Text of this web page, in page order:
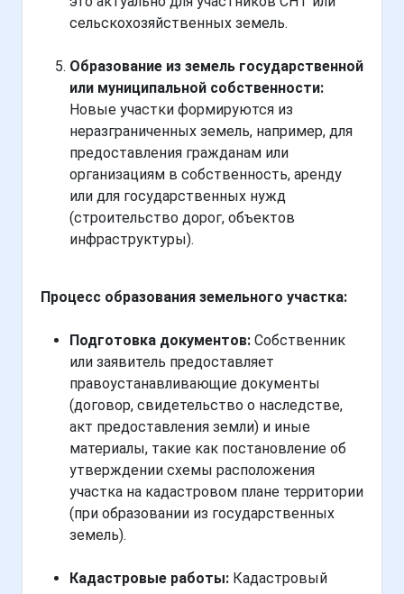
сельскохозяйственных земель.
Образование из земель государственной
или муниципальной собственности:
Новые участки формируются из
неразграниченных земель, например, для
предоставления гражданам или
организациям в собственность, аренду
или для государственных нужд
(строительство дорог, объектов
инфраструктуры).
Процесс образования земельного участка:
Подготовка документов: Собственник
или заявитель предоставляет
правоустанавливающие документы
(договор, свидетельство о наследстве,
акт предоставления земли) и иные
материалы, такие как постановление об
утверждении схемы расположения
участка на кадастровом плане территории
(при образовании из государственных
земель).
Кадастровые работы: Кадастровый